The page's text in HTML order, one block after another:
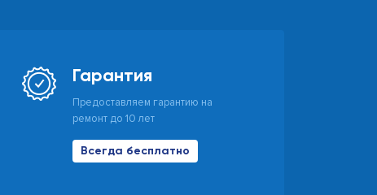
Гарантия
Предоставляем гарантию на
ремонт до 10 лет
Всегда бесплатно